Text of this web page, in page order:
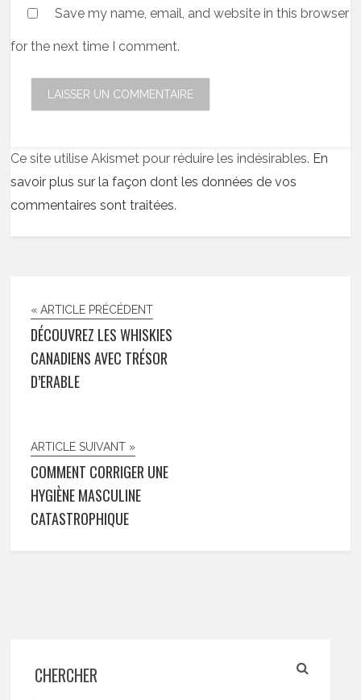
Save my name, email, and website in this browser
for the next time I comment.
Ce site utilise Akismet pour réduire les indésirables. En
savoir plus sur la façon dont les données de vos
commentaires sont traitées.
« ARTICLE PRÉCÉDENT
DÉCOUVREZ LES WHISKIES
CANADIENS AVEC TRÉSOR
D’ERABLE
ARTICLE SUIVANT »
COMMENT CORRIGER UNE
HYGIÈNE MASCULINE
CATASTROPHIQUE
CHERCHER